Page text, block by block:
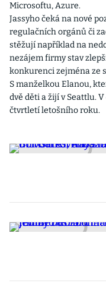
Microsoftu, Azure.
Jassyho čeká na nové
regulačních orgánů či
stěžují například na
nezájem firmy stav
konkurenci zejména ze
S manželkou Elanou,
dvě děti a žijí v Seattlu.
čtvrtletí letošního roku.